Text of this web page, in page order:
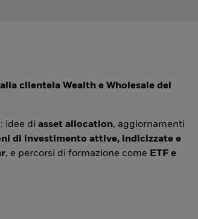
alla clientela Wealth e Wholesale del
idee di asset allocation, aggiornamenti
di investimento attive, indicizzate e
, e percorsi di formazione come ETF e